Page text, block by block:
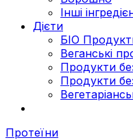
Інші
Дієти
БІО
Веганські
Продукти
Продукти
Протеїни